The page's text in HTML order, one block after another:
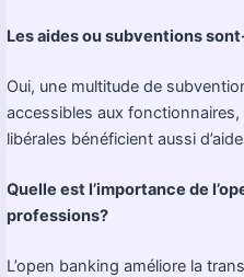
Les aides ou subventions
Oui, une multitude de
accessibles aux
libérales bénéficient aussi
Quelle est l’importance de
professions?
L’open banking améliore la